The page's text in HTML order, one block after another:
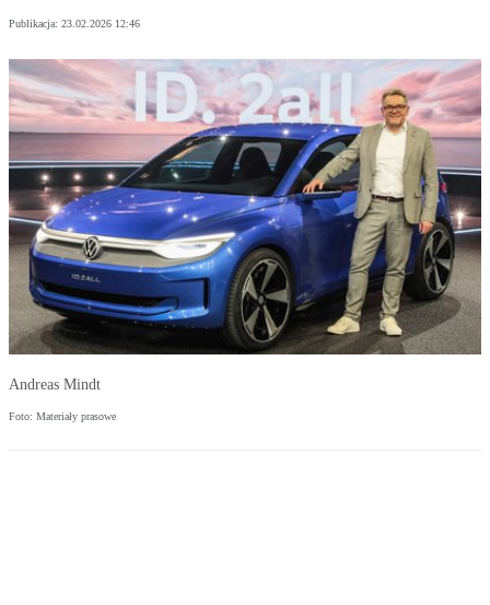
Publikacja: 23.02.2026 12:46
Andreas Mindt
Foto: Materiały prasowe